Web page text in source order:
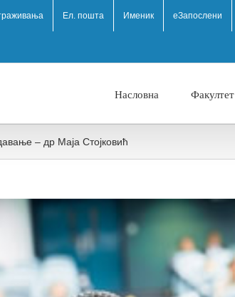
Ел. пошта Именик eЗапослени
Насловна Факултет
– др Маја Стојковић